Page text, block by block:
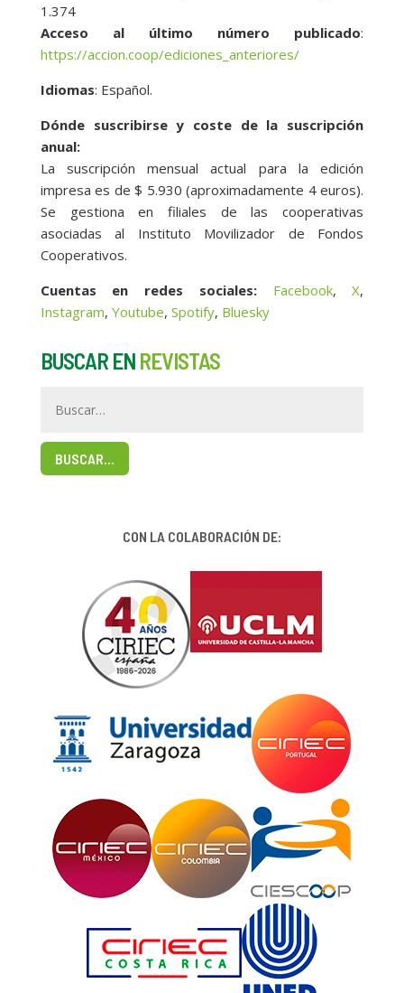
1.374
Acceso al último número publicado:
https://accion.coop/ediciones_anteriores/
Idiomas: Español.
Dónde suscribirse y coste de la suscripción
anual:
La suscripción mensual actual para la edición
impresa es de $ 5.930 (aproximadamente 4 euros).
Se gestiona en filiales de las cooperativas
asociadas al Instituto Movilizador de Fondos
Cooperativos.
Cuentas en redes sociales: Facebook,X,
Instagram, Youtube, Spotify, Bluesky
BUSCAR EN REVISTAS
BUSCAR…
CON LA COLABORACIÓN DE: